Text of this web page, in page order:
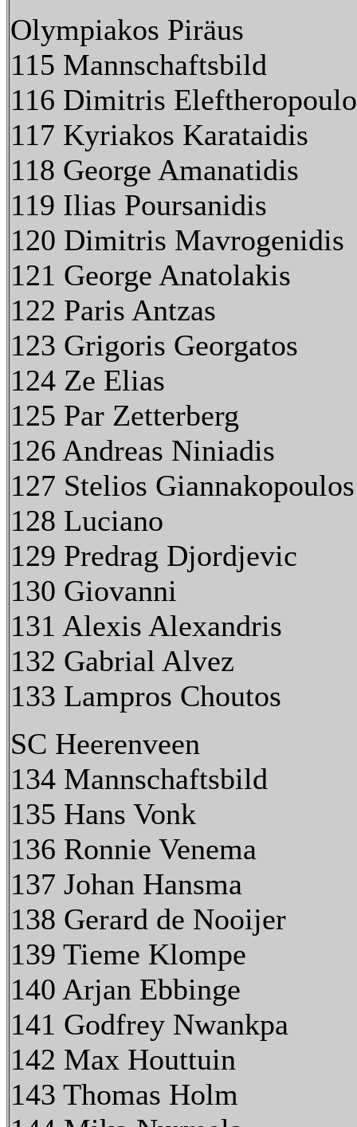
Olympiakos Piräus
115 Mannschaftsbild
116 Dimitris
117 Kyriakos Karataidis
118 George Amanatidis
119 Ilias Poursanidis
120 Dimitris Mavrogenidis
121 George Anatolakis
122 Paris Antzas
123 Grigoris Georgatos
124 Ze Elias
125 Par Zetterberg
126 Andreas Niniadis
127 Stelios Giannakopoulos
128 Luciano
129 Predrag Djordjevic
130 Giovanni
131 Alexis Alexandris
132 Gabrial Alvez
133 Lampros Choutos
SC Heerenveen
134 Mannschaftsbild
135 Hans Vonk
136 Ronnie Venema
137 Johan Hansma
138 Gerard de Nooijer
139 Tieme Klompe
140 Arjan Ebbinge
141 Godfrey Nwankpa
142 Max Houttuin
143 Thomas Holm